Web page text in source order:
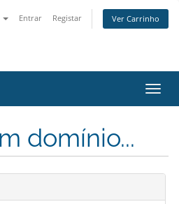
Entrar Registar Ver Carrinho
domínio...